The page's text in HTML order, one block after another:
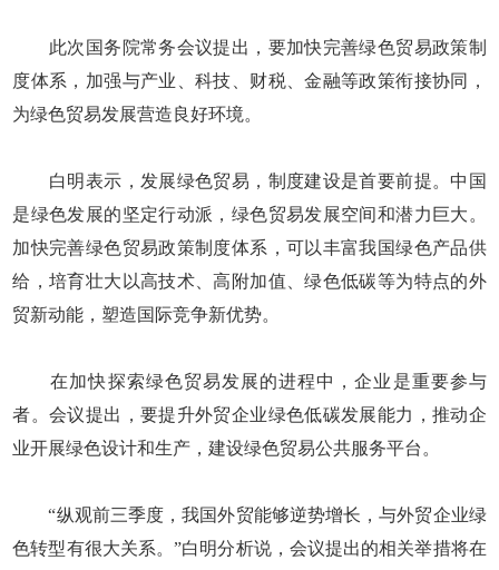
此次国务院常务会议提出，要加快完善绿色贸易政策制
度体系，加强与产业、科技、财税、金融等政策衔接协同，
为绿色贸易发展营造良好环境。
白明表示，发展绿色贸易，制度建设是首要前提。中国
是绿色发展的坚定行动派，绿色贸易发展空间和潜力巨大。
加快完善绿色贸易政策制度体系，可以丰富我国绿色产品供
给，培育壮大以高技术、高附加值、绿色低碳等为特点的外
贸新动能，塑造国际竞争新优势。
在加快探索绿色贸易发展的进程中，企业是重要参与
者。会议提出，要提升外贸企业绿色低碳发展能力，推动企
业开展绿色设计和生产，建设绿色贸易公共服务平台。
“纵观前三季度，我国外贸能够逆势增长，与外贸企业绿
色转型有很大关系。”白明分析说，会议提出的相关举措将在